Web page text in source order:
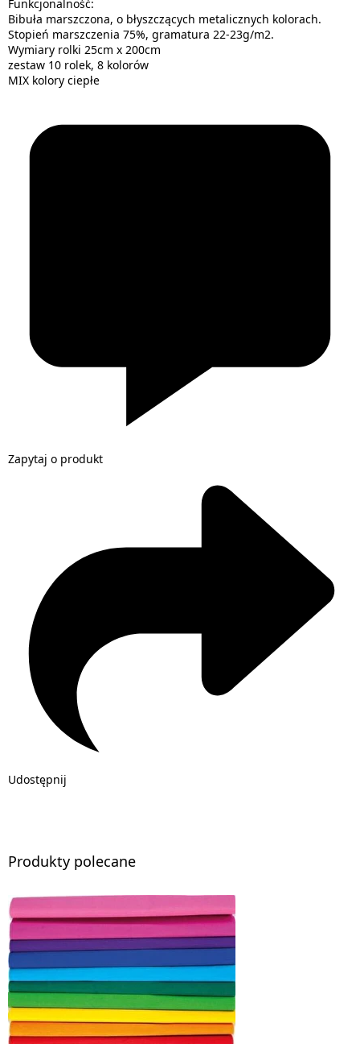
Funkcjonalność:
Bibuła marszczona, o błyszczących metalicznych kolorach.
Stopień marszczenia 75%, gramatura 22-23g/m2.
Wymiary rolki 25cm x 200cm
zestaw 10 rolek, 8 kolorów
MIX kolory ciepłe
Zapytaj o produkt
Udostępnij
Produkty polecane